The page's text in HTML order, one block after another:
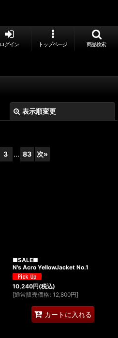
ログイン トップページ 商品検索
表示順変更
3 ... 83 次»
■SALE■
N's Acro YellowJacket No.1
10,240円(税込)
[通常販売価格 : 12,800円]
カートに入れる